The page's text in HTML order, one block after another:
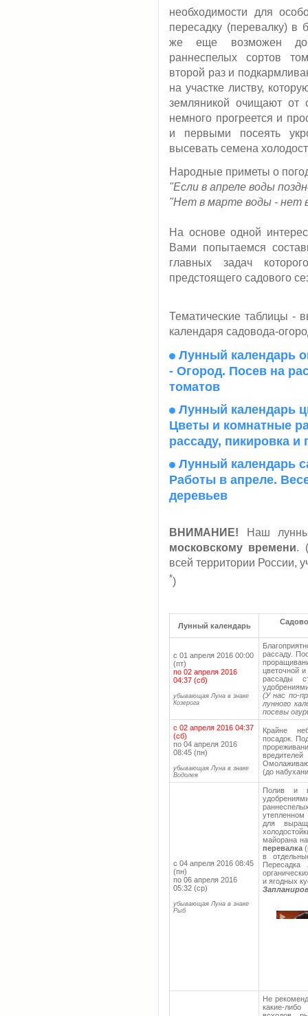
необходимости для
пересадку (перевалку) в
же еще возможен
раннеспелых сортов
второй раз и
на участке листву,
земляникой очищают от
немного прогреется и
и первыми посеять
высевать семена
Народные приметы о
"Если в апреле воды
"Нет в марте воды - нет
На основе одной
Вами попытаемся
главных задач
предстоящего садового
Тематические таблицы -
календаря садовода-
Лунный календарь
- Огород. Посев на
томатов
Лунный календарь
Цветы и комнатные
рассаду, пикировка и
Лунный календарь
Работы в апреле.
деревьев
ВНИМАНИЕ! Наш
московскому времени.
всей территории России,
*)
Лунный календарь
с 01 апреля 2016 00:00
(пт)
по 02 апреля 2016
04:37 (сб)
убывающая Луна в знаке
Козерога
рассаду.
цветочной
рассады
(У нас по-
лунного
посевы
с 02 апреля 2016 04:37
(сб)
по 04 апреля 2016
08:45 (пн)
убывающая Луна в знаке
Водолея
Крайне
посадок.
(до
с 04 апреля 2016 08:45
(пн)
по 06 апреля 2016
05:32 (ср)
убывающая Луна в знаке
Рыб
Полив и
утепленном
для
майорана
перевалка
в
Пересадка
и ягодных
Не
какие-